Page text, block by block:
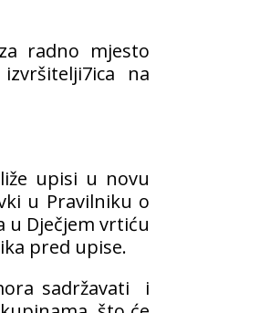
radno mjesto
na
upisi u novu
u Pravilniku o
u Dječjem vrtiću
pred upise.
sadržavati i